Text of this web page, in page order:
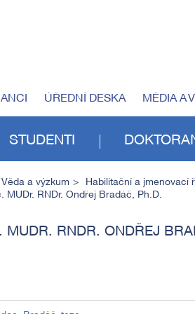
ÚŘEDNÍ DESKA MÉDIA A
STUDENTI
Věda a výzkum Habilitační a jmenovací
MUDr. RNDr. Ondřej Bradáč, Ph.D.
MUDR. RNDR. ONDŘEJ